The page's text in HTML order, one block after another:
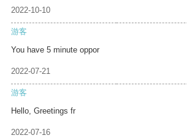
2022-10-10
游客
You have 5 minute oppor
2022-07-21
游客
Hello, Greetings fr
2022-07-16